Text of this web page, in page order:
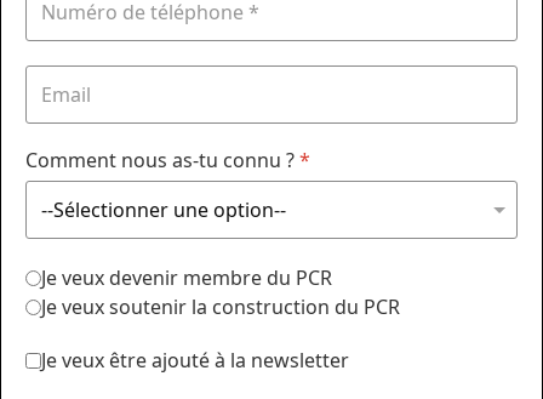
Comment nous as-tu connu ?*
Je veux devenir membre du PCR
Je veux soutenir la construction du PCR
Je veux être ajouté à la newsletter